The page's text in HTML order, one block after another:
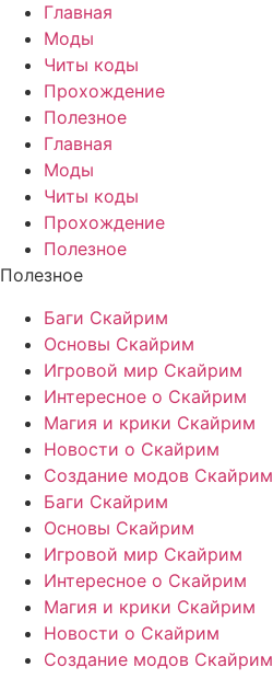
Главная
Моды
Читы коды
Прохождение
Полезное
Главная
Моды
Читы коды
Прохождение
Полезное
Полезное
Баги Скайрим
Основы Скайрим
Игровой мир Скайрим
Интересное о Скайрим
Магия и крики Скайрим
Новости о Скайрим
Создание модов Скайрим
Баги Скайрим
Основы Скайрим
Игровой мир Скайрим
Интересное о Скайрим
Магия и крики Скайрим
Новости о Скайрим
Создание модов Скайрим